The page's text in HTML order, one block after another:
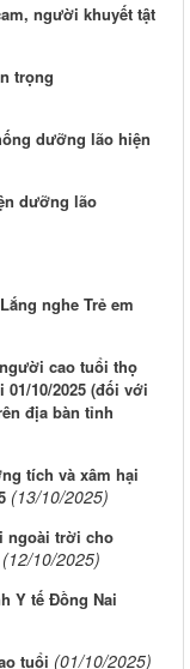
người khuyết tật
trọng
dưỡng lão hiện
dưỡng lão
nghe Trẻ em
cao tuổi thọ
10/2025 (đối với
địa bàn tỉnh
tích và xâm hại
(13/10/2025)
ngoài trời cho
(12/10/2025)
Y tế Đồng Nai
tuổi (01/10/2025)